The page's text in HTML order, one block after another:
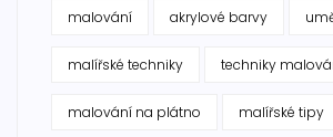
malování akrylové barvy
malířské techniky techniky
malování na plátno malířské tipy